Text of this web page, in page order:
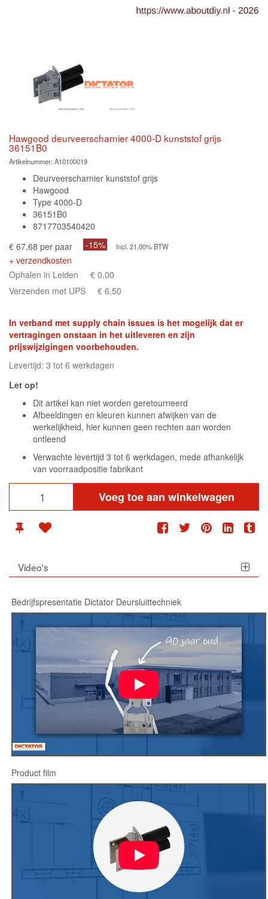
Hawgood deurveerscharnier 4000-D kunststof grijs
36151B0
Artikelnummer: A10100019
Deurveerscharnier kunststof grijs
Hawgood
Type 4000-D
36151B0
8717703540420
€ 67,68 per paar
-15% Incl. 21,00% BTW
+ verzendkosten
Ophalen in Leiden
€ 0,00
Verzenden met UPS
€ 6,50
In verband met supply chain issues is het mogelijk dat er
vertragingen onstaan in het uitleveren en zijn
prijswijzigingen voorbehouden.
Levertijd: 3 tot 6 werkdagen
Let op!
Dit artikel kan niet worden geretourneerd
Afbeeldingen en kleuren kunnen afwijken van de
werkelijkheid, hier kunnen geen rechten aan worden
ontleend
Verwachte levertijd 3 tot 6 werkdagen, mede afhankelijk
van voorraadpositie fabrikant
Voeg toe aan winkelwagen
Video's
Bedrijfspresentatie Dictator Deursluittechniek
Product film